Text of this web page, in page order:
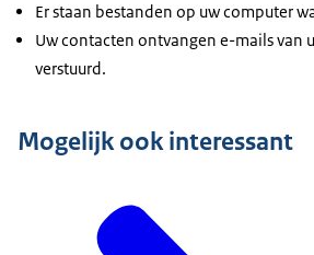
Er staan bestanden op uw computer
Uw contacten ontvangen e-mails van
verstuurd.
Mogelijk ook interessant